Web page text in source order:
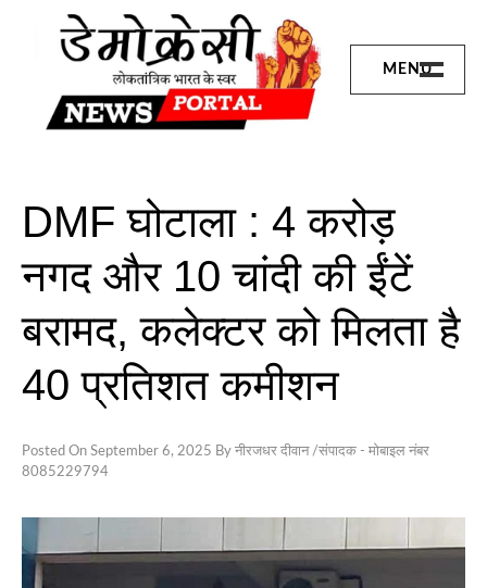
MENU
जांजगीर जिला
शिवरीनारायण
राष्ट्रीय
DMF घोटाला : 4 करोड़
नगद और 10 चांदी की ईंटें
बरामद, कलेक्टर को मिलता है
40 प्रतिशत कमीशन
Posted On September 6, 2025 By नीरजधर दीवान /संपादक - मोबाइल नंबर
8085229794